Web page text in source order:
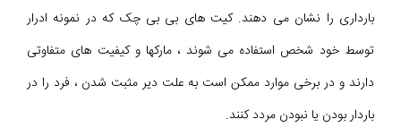
بارداری را نشان می دهند. کیت های بی بی چک که در نمونه ادرار
توسط خود شخص استفاده می شوند ، مارکها و کیفیت های متفاوتی
دارند و در برخی موارد ممکن است به علت دیر مثبت شدن ، فرد را در
باردار بودن یا نبودن مردد کنند.